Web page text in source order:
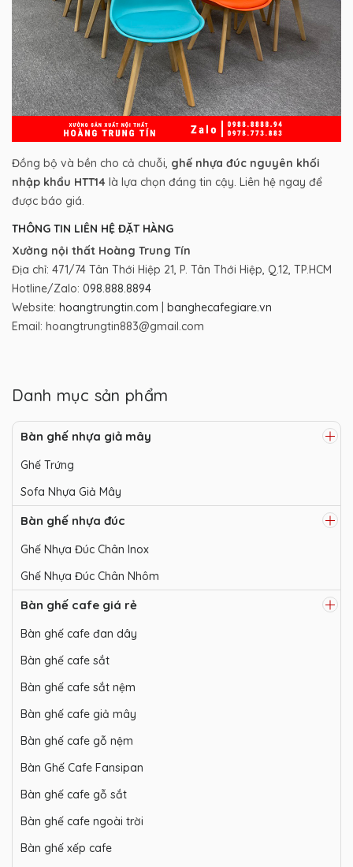
Đồng bộ và bền cho cả chuỗi, ghế nhựa đúc nguyên khối
nhập khẩu HTT14 là lựa chọn đáng tin cậy. Liên hệ ngay để
được báo giá.
THÔNG TIN LIÊN HỆ ĐẶT HÀNG
Xưởng nội thất Hoàng Trung Tín
Địa chỉ: 471/74 Tân Thới Hiệp 21, P. Tân Thới Hiệp, Q.12, TP.HCM
Hotline/Zalo: 098.888.8894
Website: hoangtrungtin.com
banghecafegiare.vn
Email: hoangtrungtin883@gmail.com
Danh mục sản phẩm
Bàn ghế nhựa giả mây
Ghế Trứng
Sofa Nhựa Giả Mây
Bàn ghế nhựa đúc
Ghế Nhựa Đúc Chân Inox
Ghế Nhựa Đúc Chân Nhôm
Bàn ghế cafe giá rẻ
Bàn ghế cafe đan dây
Bàn ghế cafe sắt
Bàn ghế cafe sắt nệm
Bàn ghế cafe giả mây
Bàn ghế cafe gỗ nệm
Bàn Ghế Cafe Fansipan
Bàn ghế cafe gỗ sắt
Bàn ghế cafe ngoài trời
Bàn ghế xếp cafe